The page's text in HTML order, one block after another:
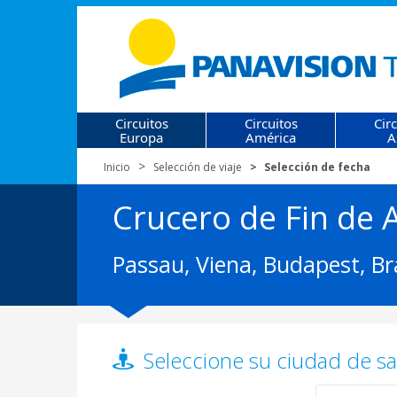
Circuitos
Europa
Circuitos
América
Inicio Selección de viaje Selección de fecha
Crucero de Fin de
Passau, Viena, Budapest,
Seleccione su ciudad de